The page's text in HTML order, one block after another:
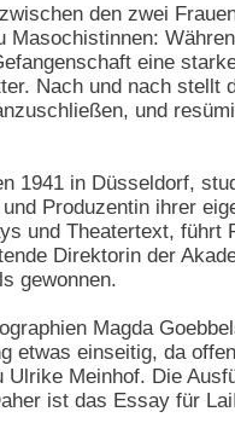
den zwei
eine
Nach und nach
und
1941 in Düsseldorf,
Produzentin ihrer
und Theatertext, führt
Direktorin der
gewonnen.
Magda
etwas einseitig, da
Meinhof. Die
ist das Essay für